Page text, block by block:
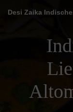
Desi Zaika